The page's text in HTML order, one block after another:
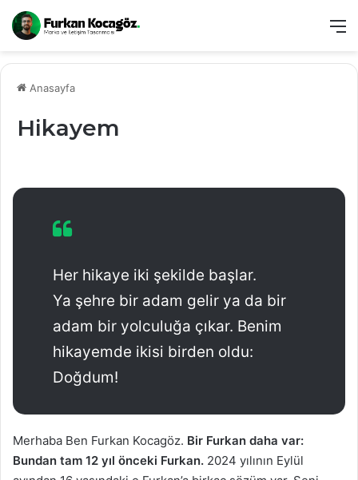
Anasayfa
Hikayem
Her hikaye iki şekilde başlar.
Ya şehre bir adam gelir ya da bir
adam bir yolculuğa çıkar. Benim
hikayemde ikisi birden oldu:
Doğdum!
Merhaba Ben Furkan Kocagöz. Bir Furkan daha var:
Bundan tam 12 yıl önceki Furkan. 2024 yılının Eylül